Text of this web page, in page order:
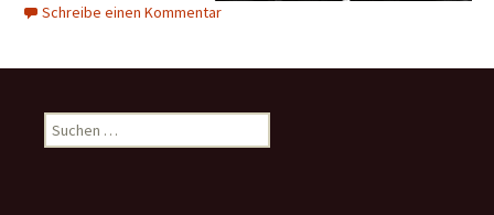
Schreibe einen Kommentar
Suchen
nach: